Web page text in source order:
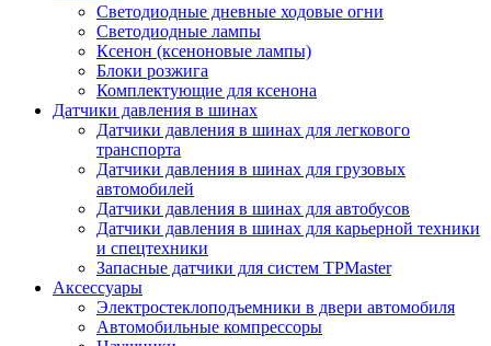
Светодиодные дневные ходовые огни
Светодиодные лампы
Ксенон (ксеноновые лампы)
Блоки розжига
Комплектующие для ксенона
Датчики давления в шинах
Датчики давления в шинах для легкового
транспорта
Датчики давления в шинах для грузовых
автомобилей
Датчики давления в шинах для автобусов
Датчики давления в шинах для карьерной техники
и спецтехники
Запасные датчики для систем TPMaster
Аксессуары
Электростеклоподъемники в двери автомобиля
Автомобильные компрессоры